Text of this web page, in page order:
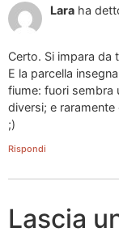
Lara ha
Certo. Si impara da
E la parcella
fiume: fuori sembra
diversi; e raramente
;)
Rispondi
Lascia